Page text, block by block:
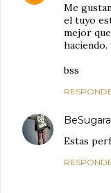
Me
el tuyo
mejor
haciendo.
bss
Estas